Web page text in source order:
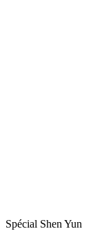
Spécial Shen Yun